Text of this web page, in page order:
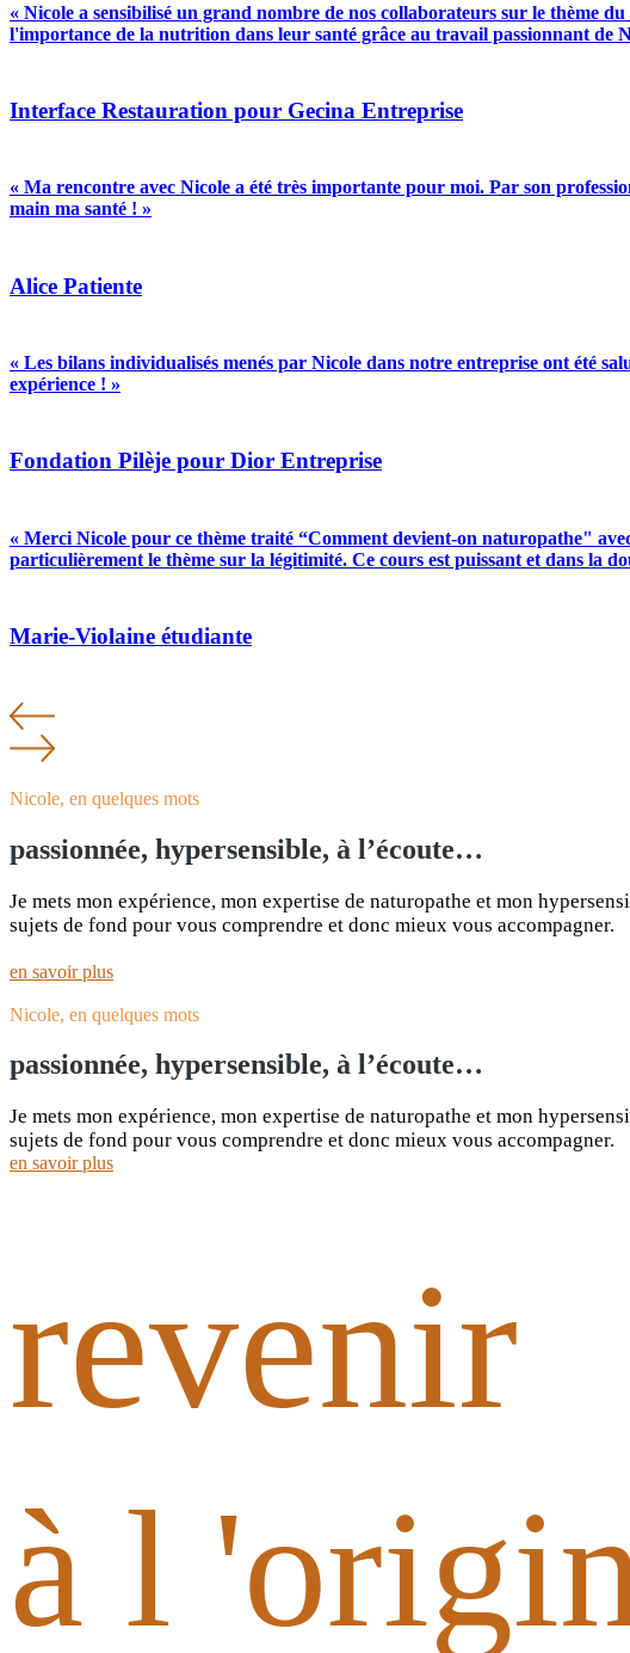
« Nicole a sensibilisé un grand nombre de nos collaborateurs sur le thème
l'importance de la nutrition dans leur santé grâce au travail passionnant de
Interface Restauration pour Gecina Entreprise
« Ma rencontre avec Nicole a été très importante pour moi. Par son
main ma santé ! »
Alice Patiente
« Les bilans individualisés menés par Nicole dans notre entreprise ont été
expérience ! »
Fondation Pilèje pour Dior Entreprise
« Merci Nicole pour ce thème traité “Comment devient-on naturopathe"
particulièrement le thème sur la légitimité. Ce cours est puissant et dans la
Marie-Violaine étudiante
Nicole, en quelques mots
passionnée, hypersensible, à l’écoute…
Je mets mon expérience, mon expertise de naturopathe et mon
sujets de fond pour vous comprendre et donc mieux vous accompagner.
en savoir plus
Nicole, en quelques mots
passionnée, hypersensible, à l’écoute…
Je mets mon expérience, mon expertise de naturopathe et mon
sujets de fond pour vous comprendre et donc mieux vous accompagner.
en savoir plus
revenir
à l